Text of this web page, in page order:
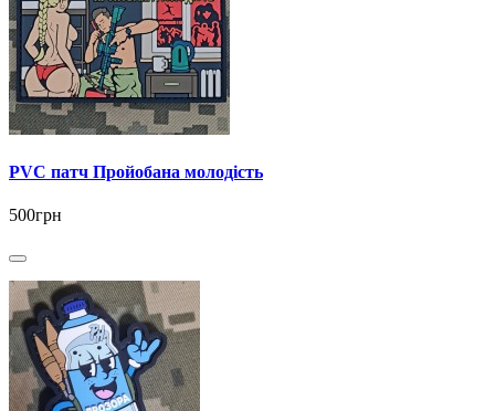
PVC патч Пройобана молодість
500грн